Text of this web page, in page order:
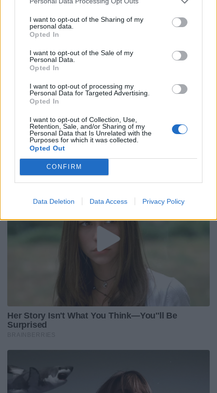
I want to opt-out of the Sharing of my
personal data.
Opted In
I want to opt-out of the Sale of my
Personal Data.
Opted In
I want to opt-out of processing my
Personal Data for Targeted Advertising.
Opted In
I want to opt-out of Collection, Use,
Retention, Sale, and/or Sharing of my
Personal Data that Is Unrelated with the
Purposes for which it was collected.
Opted Out
CONFIRM
Data Deletion Data Access Privacy Policy